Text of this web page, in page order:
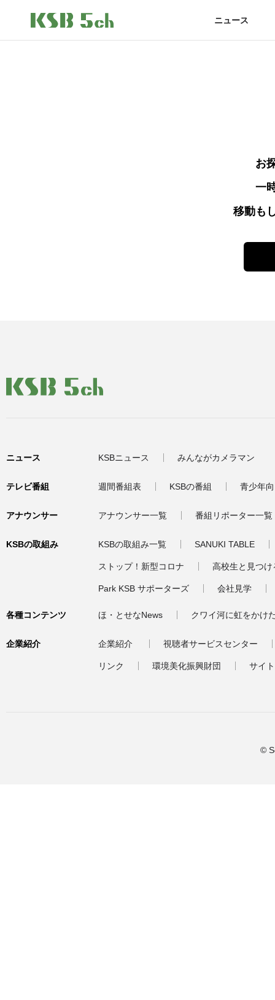
ニュース
お
一
移動も
ニュース KSBニュース みんながカメラマン
テレビ番組 週間番組表 KSBの番組 青少年
アナウンサー アナウンサー一覧 番組リポーター一覧
KSBの取組み KSBの取組み一覧 SANUKI TABLE
ストップ！新型コロナ 高校生と見つ
Park KSB サポーターズ 会社見学
各種コンテンツ ほ・とせなNews クワイ河に虹をかけ
企業紹介 企業紹介 視聴者サービスセンター
リンク 環境美化振興財団 サイ
©